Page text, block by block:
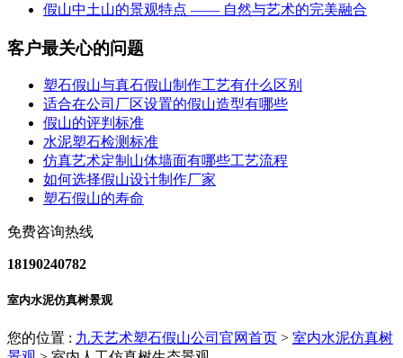
假山中土山的景观特点 —— 自然与艺术的完美融合
客户最关心的问题
塑石假山与真石假山制作工艺有什么区别
适合在公司厂区设置的假山造型有哪些
假山的评判标准
水泥塑石检测标准
仿真艺术定制山体墙面有哪些工艺流程
如何选择假山设计制作厂家
塑石假山的寿命
免费咨询热线
18190240782
室内水泥仿真树景观
您的位置 : 九天艺术塑石假山公司官网首页 > 室内水泥仿真树